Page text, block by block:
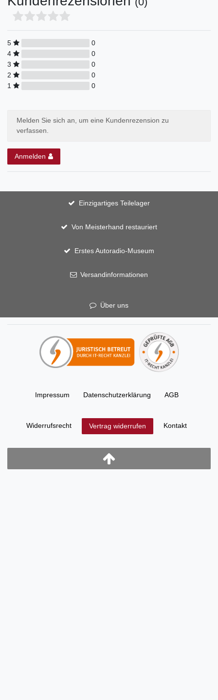
5
0
4
0
3
0
2
0
1
0
Melden Sie sich an, um eine Kundenrezension zu
verfassen.
Anmelden
Einzigartiges Teilelager
Von Meisterhand restauriert
Erstes Autoradio-Museum
Versandinformationen
Über uns
Impressum Daten­schutz­erklärung AGB
Widerrufs­recht Vertrag widerrufen Kontakt